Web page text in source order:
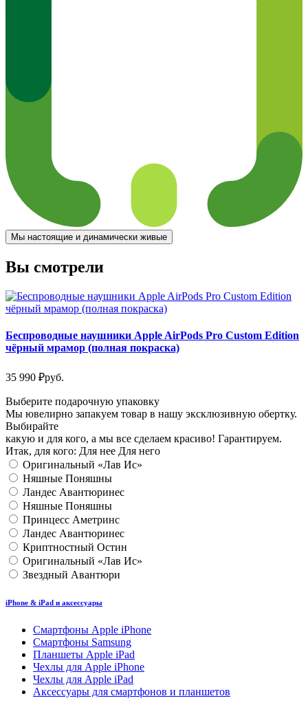
Мы настоящие и динамически живые
Вы смотрели
Беспроводные наушники Apple AirPods Pro Custom Edition
чёрный мрамор (полная покраска)
35 990 ₽руб.
Выберите подарочную упаковку
Мы ювелирно запакуем товар в нашу эксклюзивную обертку.
Выбирайте
какую и для кого, а мы все сделаем красиво! Гарантируем.
Итак, для кого: Для нее Для него
Оригинальный «Лав Ис»
Няшные Поняшны
Ландес Авантюринес
Няшные Поняшны
Принцесс Аметринс
Ландес Авантюринес
Криптностный Остин
Оригинальный «Лав Ис»
Звездный Авантюри
iPhone & iPad и аксессуары
Смартфоны Apple iPhone
Смартфоны Samsung
Планшеты Apple iPad
Чехлы для Apple iPhone
Чехлы для Apple iPad
Аксессуары для смартфонов и планшетов